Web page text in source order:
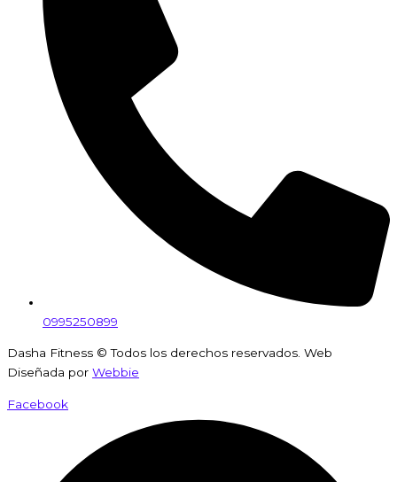
0995250899
Dasha Fitness © Todos los derechos reservados. Web
Diseñada por Webbie
Facebook